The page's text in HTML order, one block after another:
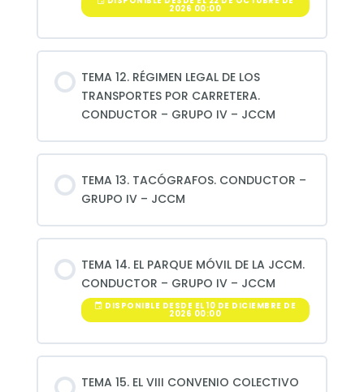
2026 00:00
TEMA 12. RÉGIMEN LEGAL DE LOS
TRANSPORTES POR CARRETERA.
CONDUCTOR – GRUPO IV – JCCM
TEMA 13. TACÓGRAFOS. CONDUCTOR –
GRUPO IV – JCCM
TEMA 14. EL PARQUE MÓVIL DE LA JCCM.
CONDUCTOR – GRUPO IV – JCCM
DISPONIBLE DESDE EL 10 DE DICIEMBRE DE
2026 00:00
TEMA 15. EL VIII CONVENIO COLECTIVO